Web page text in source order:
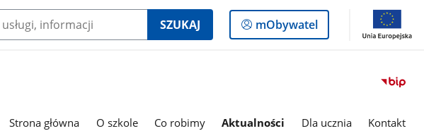
SZUKAJ
Logowanie
do
mObywatel
Strona główna O szkole Co robimy Aktualności Dla ucznia Kontakt